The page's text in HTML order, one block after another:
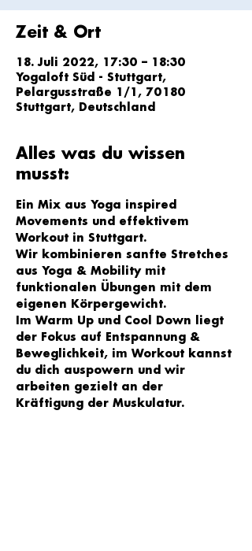
Zeit & Ort
18. Juli 2022, 17:30 – 18:30
Yogaloft Süd - Stuttgart,
Pelargusstraße 1/1, 70180
Stuttgart, Deutschland
Alles was du wissen
musst:
Ein Mix aus Yoga inspired
Movements und effektivem
Workout in Stuttgart.
Wir kombinieren sanfte Stretches
aus Yoga & Mobility mit
funktionalen Übungen mit dem
eigenen Körpergewicht.
Im Warm Up und Cool Down liegt
der Fokus auf Entspannung &
Beweglichkeit, im Workout kannst
du dich auspowern und wir
arbeiten gezielt an der
Kräftigung der Muskulatur.